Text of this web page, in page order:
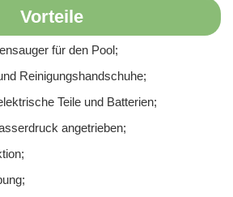
Vorteile
für den Pool;
Reinigungshandschuhe;
Teile und Batterien;
angetrieben;